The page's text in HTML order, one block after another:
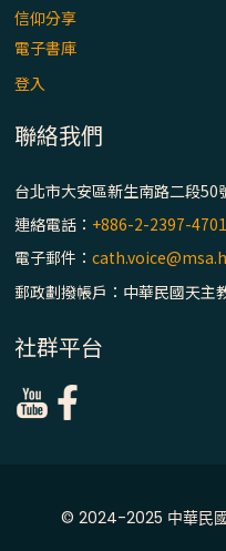
(6)黃敏正
槽」═「謙
(5)黃敏正
傳」：講
(2)黃敏正
信仰分享
電子書庫
登入
聯絡我們
台北市大安區新生南路二段50
連絡電話： +886-2-2397-4701
電子郵件：
郵政劃撥帳戶：中華民國天主
社群平台
© 2024-2025 中華民